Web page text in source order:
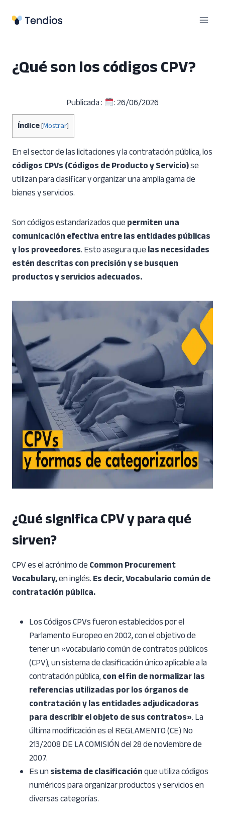
¿Qué son los códigos CPV?
Publicada : : 26/06/2026
Índice[Mostrar]
En el sector de las licitaciones y la contratación pública, los
códigos CPVs (Códigos de Producto y Servicio)se
utilizan para clasificar y organizar una amplia gama de
bienes y servicios.
Son códigos estandarizados quepermiten una
comunicación efectiva entre las entidades públicas
y los proveedores. Esto asegura quelas necesidades
estén descritas con precisión y se busquen
productos y servicios adecuados.
¿Qué significa CPV y para qué
sirven?
CPV es el acrónimo deCommon Procurement
Vocabulary,en inglés.Es decir, Vocabulario común de
contratación pública.
Los Códigos CPVs fueron establecidos por el
Parlamento Europeo en 2002, con el objetivo de
tener un «vocabulario común de contratos públicos
(CPV), un sistema de clasificación único aplicable a la
contratación pública,con el fin de normalizar las
referencias utilizadas por los órganos de
contratación y las entidades adjudicadoras
para describir el objeto de sus contratos». La
última modificación es el REGLAMENTO (CE) No
213/2008 DE LA COMISIÓN del 28 de noviembre de
2007.
Es unsistema de clasificaciónque utiliza códigos
numéricos para organizar productos y servicios en
diversas categorías.